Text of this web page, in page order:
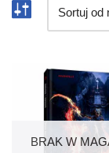
BRAK W